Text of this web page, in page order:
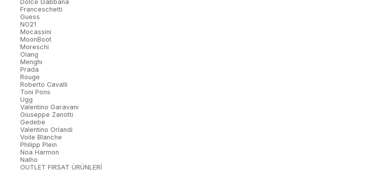
Dolce Gabbana
Franceschetti
Guess
NO21
Mocassini
MoonBoot
Moreschi
Olang
Menghi
Prada
Rouge
Roberto Cavalli
Toni Pons
Ugg
Valentino Garavani
Giuseppe Zanotti
Gedebe
Valentino Orlandi
Voile Blanche
Philipp Plein
Noa Harmon
Nalho
OUTLET FIRSAT ÜRÜNLERİ